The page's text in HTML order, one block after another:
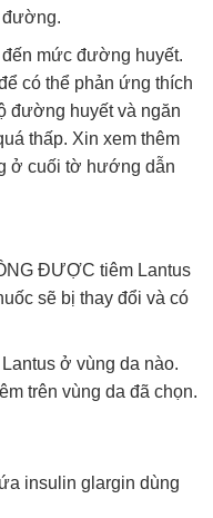
đường.
mức đường huyết.
có thể phản ứng thích
đường huyết và ngăn
thấp. Xin xem thêm
ở cuối tờ hướng dẫn
ĐƯỢC tiêm Lantus
sẽ bị thay đổi và có
ở vùng da nào.
trên vùng da đã chọn.
insulin glargin dùng